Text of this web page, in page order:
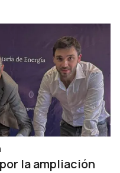
la ampliación